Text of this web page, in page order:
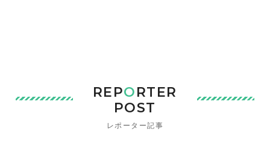
REPORTER
POST
レポーター記事